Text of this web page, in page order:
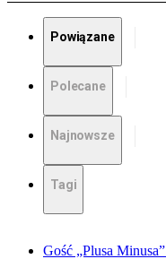
Powiązane
Polecane
Najnowsze
Tagi
Gość „Plusa